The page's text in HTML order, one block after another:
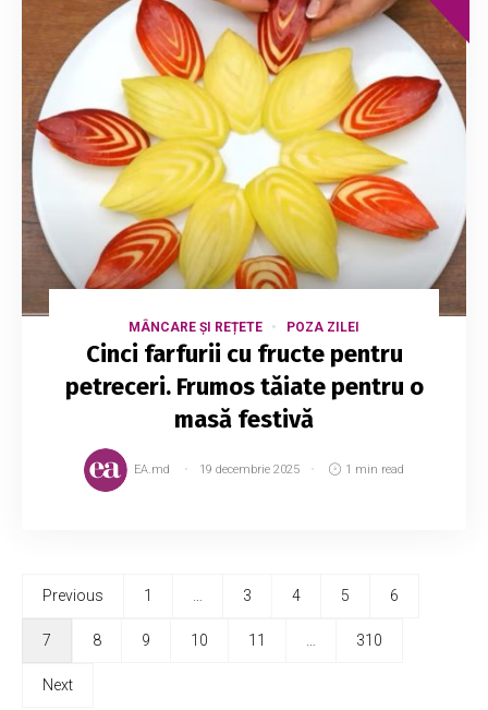
MÂNCARE ȘI REȚETE POZA ZILEI
Cinci farfurii cu fructe pentru
petreceri. Frumos tăiate pentru o
masă festivă
EA.md 19 decembrie 2025 1 min read
Previous 1 3 4 5 6
7 8 9 10 11 310
Next